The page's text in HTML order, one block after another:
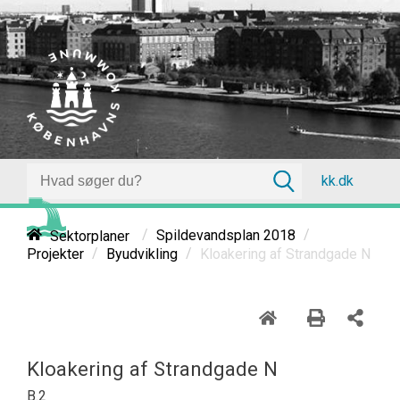
kk.dk
Sektorplaner / Spildevandsplan 2018 /
Projekter / Byudvikling / Kloakering af Strandgade N
Kloakering af Strandgade N
B.2